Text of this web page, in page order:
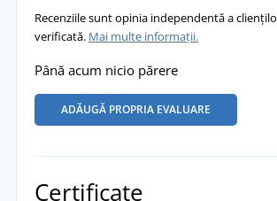
Recenziile sunt opinia independentă a
verificată. Mai multe informații.
Până acum nicio părere
ADĂUGĂ PROPRIA EVALUARE
Certificate